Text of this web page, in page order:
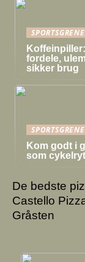
SPORTSGRENE
Koffeinpiller:
fordele,
sikker brug
SPORTSGRENE
Kom godt i
som
De bedste
Castello
Gråsten